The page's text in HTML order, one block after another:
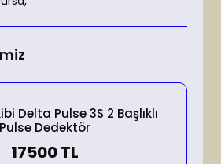
Delta Pulse 3S 2 Başlıklı
Pulse Dedektör
17500 TL